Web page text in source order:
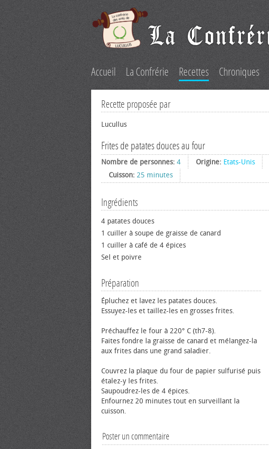
Accueil La Confrérie Recettes Chroniques
Recette proposée par
Lucullus
Frites de patates douces au four
Nombre de personnes: 4 Origine: Etats-Unis
Cuisson: 25 minutes
Ingrédients
4 patates douces
1 cuiller à soupe de graisse de canard
1 cuiller à café de 4 épices
Sel et poivre
Préparation
Épluchez et lavez les patates douces.
Essuyez-les et taillez-les en grosses frites.
Préchauffez le four à 220° C (th7-8).
Faites fondre la graisse de canard et mélangez-la
aux frites dans une grand saladier.
Couvrez la plaque du four de papier sulfurisé puis
étalez-y les frites.
Saupoudrez-les de 4 épices.
Enfournez 20 minutes tout en surveillant la
cuisson.
Poster un commentaire